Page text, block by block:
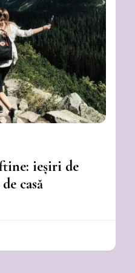
ieșiri de
casă